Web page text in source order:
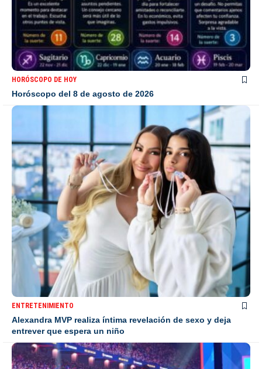
HORÓSCOPO DE HOY
Horóscopo del 8 de agosto de 2026
ENTRETENIMIENTO
Alexandra MVP realiza íntima revelación de sexo y deja
entrever que espera un niño